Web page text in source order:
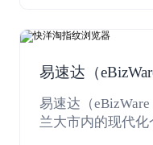
易速达（
易速达（
兰大市内的现代化